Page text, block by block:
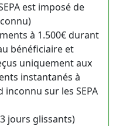
est imposé de
à 1.500€ durant
bénéficiaire et
uniquement aux
instantanés à
sur les SEPA
jours glissants)